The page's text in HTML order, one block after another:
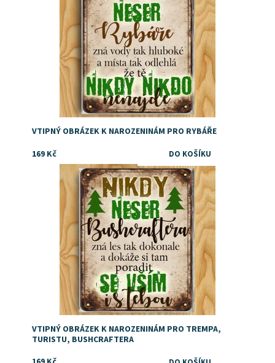
VTIPNÝ OBRÁZEK K NAROZENINÁM PRO RYBÁŘE
169 Kč
Dárek pro bushcraftera
Dostupnost:
Skladem
VTIPNÝ OBRÁZEK K NAROZENINÁM PRO TREMPA,
TURISTU, BUSHCRAFTERA